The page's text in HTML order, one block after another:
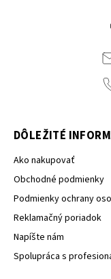
DÔLEŽITÉ
Ako nakupovať
Obchodné podmienky
Podmienky ochrany
Reklamačný poriadok
Napíšte nám
Spolupráca s